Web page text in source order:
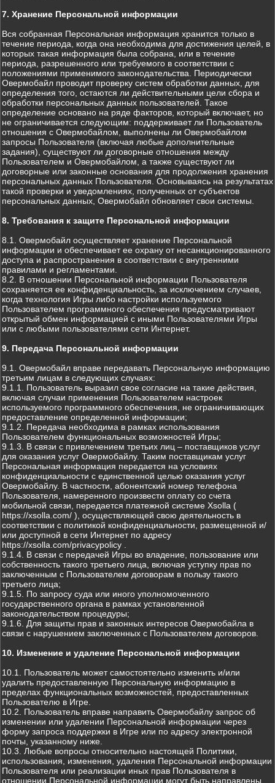
7. Хранение Персональной информации
Вся собранная Персональная информация хранится только в
течение периода, когда она необходима для достижения целей, в
которых такая информация была собрана, или в течение
периода, разрешенного или требуемого в соответствии с
положениями применимого законодательства. Периодически
Овермобайл проводит проверку систем обработки данных, для
определения того, остаются ли действительными цели сбора и
обработки персональных данных пользователей. Такое
определение основано на ряде факторов, который включает, но
не ограничивается следующим: поддерживает ли Пользователь
отношения с Овермобайлом, выполнены ли Овермобайлом
запросы Пользователя (включая любые дополнительные
задания), существуют ли договорные отношения между
Пользователем и Овермобайлом, а также существуют ли
договорные или законные основания для продолжения хранения
персональных данных Пользователя. Основываясь на результатах
такой проверки и уведомлениях, полученных от субъектов
персональных данных, Овермобайл обновляет свои системы.
8. Требования к защите Персональной информации
8.1. Овермобайл осуществляет хранение Персональной
информации и обеспечивает ее охрану от несанкционированного
доступа и распространения в соответствии с внутренними
правилами и регламентами.
8.2. В отношении Персональной информации Пользователя
сохраняется ее конфиденциальность, за исключением случаев,
когда технология Игры либо настройки используемого
Пользователем программного обеспечения предусматривают
открытый обмен информацией с иными Пользователями Игры
или с любыми пользователями сети Интернет.
9. Передача Персональной информации
9.1. Овермобайл вправе передавать Персональную информацию
третьим лицам в следующих случаях:
9.1.1. Пользователь выразил свое согласие на такие действия,
включая случаи применения Пользователем настроек
используемого программного обеспечения, не ограничивающих
предоставление определенной информации;
9.1.2. Передача необходима в рамках использования
Пользователем функциональных возможностей Игры;
9.1.3. В связи с привлечением третьих лиц – поставщиков услуг
для оказания услуг Овермобайлу. Таким поставщикам услуг
Персональная информация передается на условиях
конфиденциальности с единственной целью оказания услуг
Овермобайлу. В частности, абонентский номер телефона
Пользователя, намеренного произвести оплату со счета
мобильной связи, передается платежной системе Xsolla (
https://xsolla.com/ ), осуществляющей свою деятельность в
соответствии с политикой конфиденциальности, размещенной и/
или доступной в сети Интернет по адресу
https://xsolla.com/privacypolicy .
9.1.4. В связи с передачей Игры во владение, пользование или
собственность такого третьего лица, включая уступку прав по
заключенным с Пользователем договорам в пользу такого
третьего лица;
9.1.5. По запросу суда или иного уполномоченного
государственного органа в рамках установленной
законодательством процедуры;
9.1.6. Для защиты прав и законных интересов Овермобайла в
связи с нарушением заключенных с Пользователем договоров.
10. Изменение и удаление Персональной информации
10.1. Пользователь может самостоятельно изменить и/или
удалить предоставленную Персональную информацию в
пределах функциональных возможностей, предоставленных
Пользователю в Игре.
10.2. Пользователь вправе направить Овермобайлу запрос об
изменении или удалении Персональной информации через
форму запроса поддержки в Игре или по адресу электронной
почты, указанному ниже.
10.3. Любые вопросы относительно настоящей Политики,
использования, изменения, удаления Персональной информации
Пользователя или реализации иных прав Пользователя в
отношении Персональной информации могут быть направлены